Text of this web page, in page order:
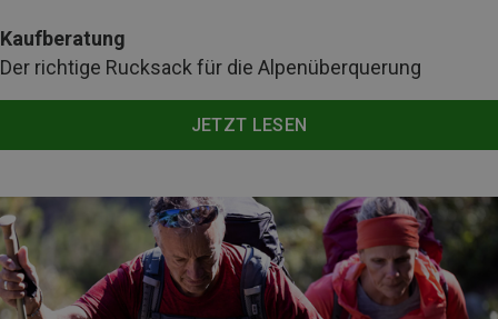
Kaufberatung
Der richtige Rucksack für die Alpenüberquerung
JETZT LESEN